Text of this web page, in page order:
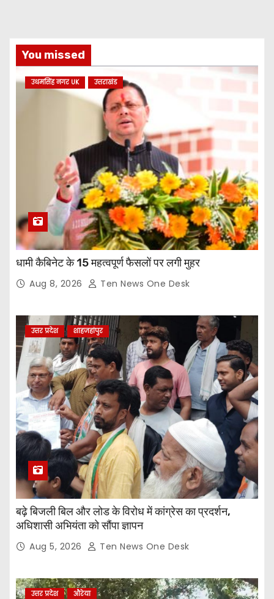
You missed
उधमसिंह नगर UK उत्तराखंड
धामी कैबिनेट के 15 महत्वपूर्ण फैसलों पर लगी मुहर
Aug 8, 2026 Ten News One Desk
उत्तर प्रदेश शाहजहांपुर
बढ़े बिजली बिल और लोड के विरोध में कांग्रेस का प्रदर्शन,
अधिशासी अभियंता को सौंपा ज्ञापन
Aug 5, 2026 Ten News One Desk
उत्तर प्रदेश औरेया